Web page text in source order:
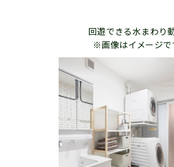
回遊できる水まわり
※画像はイメージで